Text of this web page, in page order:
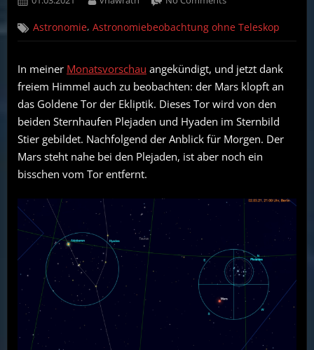
die
Plejaden
Hyaden
den
Mars
durch
Goldene
Tor
lassen?
Astronomie,Astronomiebeobachtung ohne Teleskop
In meiner Monatsvorschau angekündigt, und jetzt dank
freiem Himmel auch zu beobachten: der Mars klopft an
das Goldene Tor der Ekliptik. Dieses Tor wird von den
beiden Sternhaufen Plejaden und Hyaden im Sternbild
Stier gebildet. Nachfolgend der Anblick für Morgen. Der
Mars steht nahe bei den Plejaden, ist aber noch ein
bisschen vom Tor entfernt.